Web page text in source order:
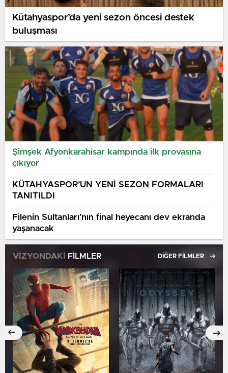
Kütahyaspor’da yeni sezon öncesi destek
buluşması
Şimşek Afyonkarahisar kampında ilk provasına
çıkıyor
KÜTAHYASPOR’UN YENİ SEZON FORMALARI
TANITILDI
Filenin Sultanları’nın final heyecanı dev ekranda
yaşanacak
VİZYONDAKİ FİLMLER DİĞER FİLMLER